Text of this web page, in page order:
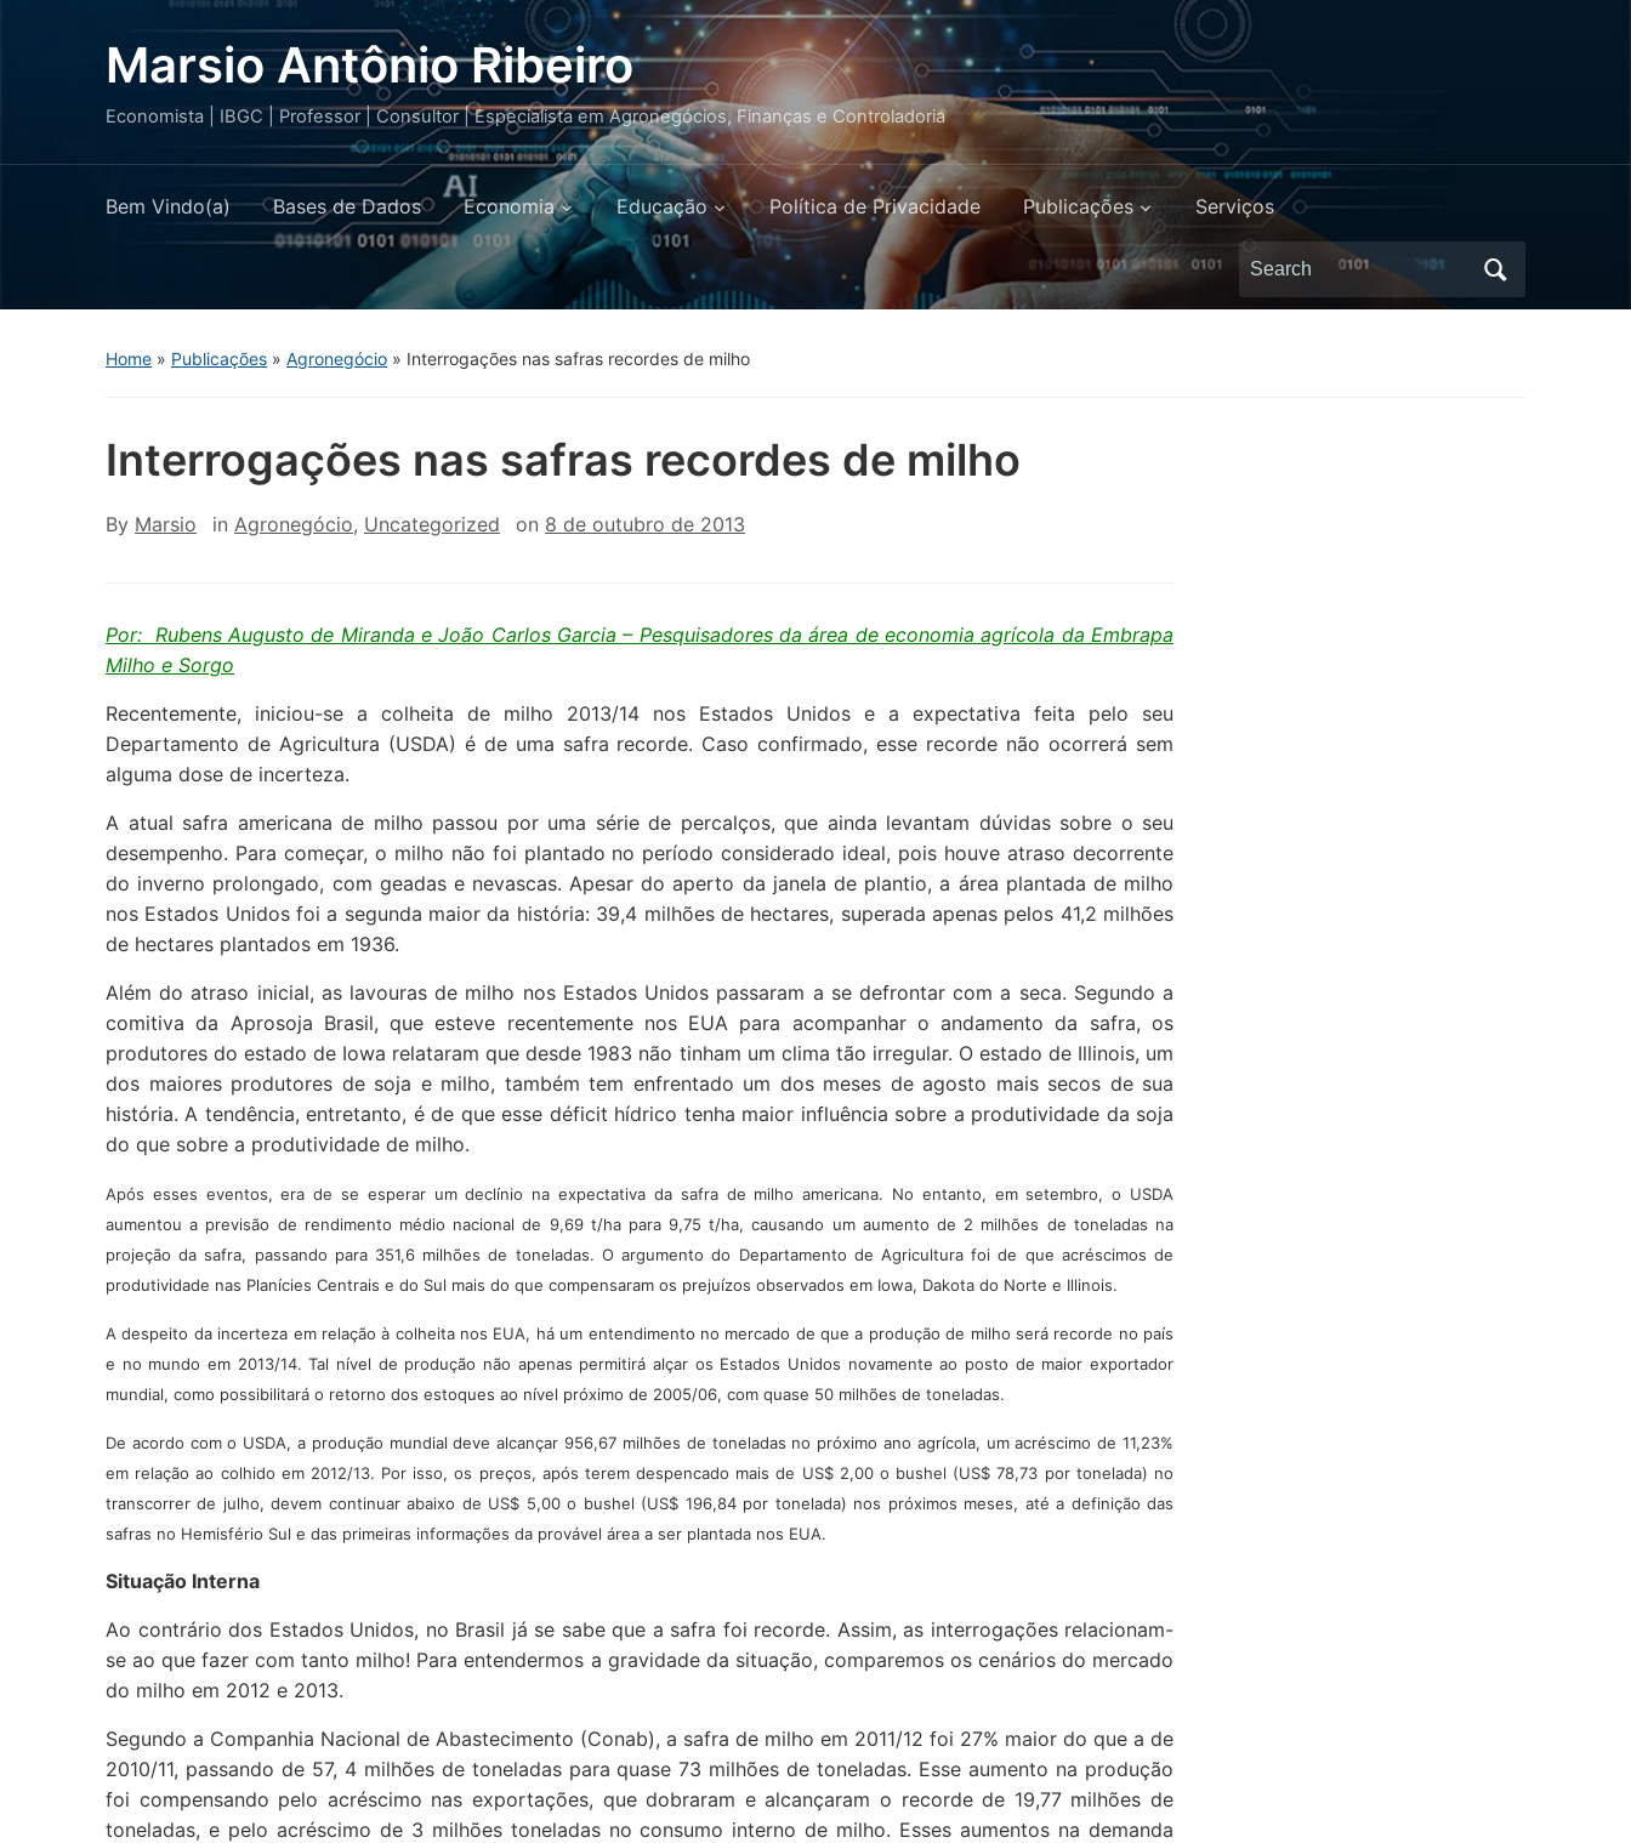
Marsio Antônio Ribeiro
Economista | IBGC | Professor | Consultor | Especialista em Agronegócios, Finanças e Controladoria
Bem Vindo(a) Bases de Dados Economia Educação Política de Privacidade Publicações Serviços
Search
for:
Home » Publicações » Agronegócio » Interrogações nas safras recordes de milho
Interrogações nas safras recordes de milho
By Marsio in Agronegócio, Uncategorized on 8 de outubro de 2013
Por: Rubens Augusto de Miranda e João Carlos Garcia – Pesquisadores da área de economia agrícola da Embrapa
Milho e Sorgo
Recentemente, iniciou-se a colheita de milho 2013/14 nos Estados Unidos e a expectativa feita pelo seu
Departamento de Agricultura (USDA) é de uma safra recorde. Caso confirmado, esse recorde não ocorrerá sem
alguma dose de incerteza.
A atual safra americana de milho passou por uma série de percalços, que ainda levantam dúvidas sobre o seu
desempenho. Para começar, o milho não foi plantado no período considerado ideal, pois houve atraso decorrente
do inverno prolongado, com geadas e nevascas. Apesar do aperto da janela de plantio, a área plantada de milho
nos Estados Unidos foi a segunda maior da história: 39,4 milhões de hectares, superada apenas pelos 41,2 milhões
de hectares plantados em 1936.
Além do atraso inicial, as lavouras de milho nos Estados Unidos passaram a se defrontar com a seca. Segundo a
comitiva da Aprosoja Brasil, que esteve recentemente nos EUA para acompanhar o andamento da safra, os
produtores do estado de Iowa relataram que desde 1983 não tinham um clima tão irregular. O estado de Illinois, um
dos maiores produtores de soja e milho, também tem enfrentado um dos meses de agosto mais secos de sua
história. A tendência, entretanto, é de que esse déficit hídrico tenha maior influência sobre a produtividade da soja
do que sobre a produtividade de milho.
Após esses eventos, era de se esperar um declínio na expectativa da safra de milho americana. No entanto, em setembro, o USDA
aumentou a previsão de rendimento médio nacional de 9,69 t/ha para 9,75 t/ha, causando um aumento de 2 milhões de toneladas na
projeção da safra, passando para 351,6 milhões de toneladas. O argumento do Departamento de Agricultura foi de que acréscimos de
produtividade nas Planícies Centrais e do Sul mais do que compensaram os prejuízos observados em Iowa, Dakota do Norte e Illinois.
A despeito da incerteza em relação à colheita nos EUA, há um entendimento no mercado de que a produção de milho será recorde no país
e no mundo em 2013/14. Tal nível de produção não apenas permitirá alçar os Estados Unidos novamente ao posto de maior exportador
mundial, como possibilitará o retorno dos estoques ao nível próximo de 2005/06, com quase 50 milhões de toneladas.
De acordo com o USDA, a produção mundial deve alcançar 956,67 milhões de toneladas no próximo ano agrícola, um acréscimo de 11,23%
em relação ao colhido em 2012/13. Por isso, os preços, após terem despencado mais de US$ 2,00 o bushel (US$ 78,73 por tonelada) no
transcorrer de julho, devem continuar abaixo de US$ 5,00 o bushel (US$ 196,84 por tonelada) nos próximos meses, até a definição das
safras no Hemisfério Sul e das primeiras informações da provável área a ser plantada nos EUA.
Situação Interna
Ao contrário dos Estados Unidos, no Brasil já se sabe que a safra foi recorde. Assim, as interrogações relacionam-
se ao que fazer com tanto milho! Para entendermos a gravidade da situação, comparemos os cenários do mercado
do milho em 2012 e 2013.
Segundo a Companhia Nacional de Abastecimento (Conab), a safra de milho em 2011/12 foi 27% maior do que a de
2010/11, passando de 57, 4 milhões de toneladas para quase 73 milhões de toneladas. Esse aumento na produção
foi compensando pelo acréscimo nas exportações, que dobraram e alcançaram o recorde de 19,77 milhões de
toneladas, e pelo acréscimo de 3 milhões toneladas no consumo interno de milho. Esses aumentos na demanda